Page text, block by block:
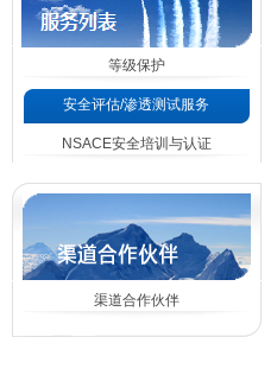
等级保护
安全评估/渗透测试服务
NSACE安全培训与认证
渠道合作伙伴